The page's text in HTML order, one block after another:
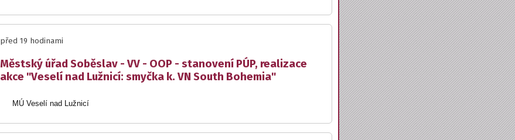
před 19 hodinami
Městský úřad Soběslav - VV - OOP - stanovení PÚP, realizace
akce "Veselí nad Lužnicí: smyčka k. VN South Bohemia"
MÚ Veselí nad Lužnicí